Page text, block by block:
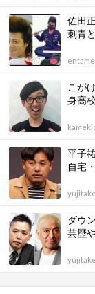
佐田
刺青
こが
身高
平子
自宅
ダウ
芸歴